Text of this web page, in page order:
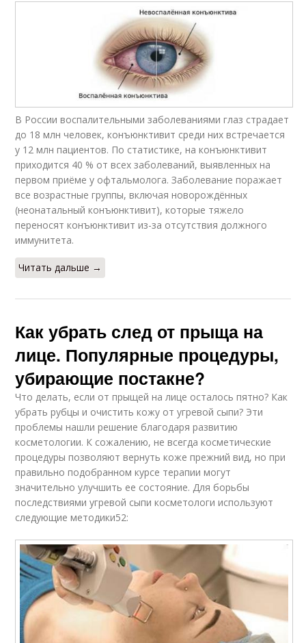
В России воспалительными заболеваниями глаз страдает
до 18 млн человек, конъюнктивит среди них встречается
у 12 млн пациентов. По статистике, на конъюнктивит
приходится 40 % от всех заболеваний, выявленных на
первом приёме у офтальмолога. Заболевание поражает
все возрастные группы, включая новорождённых
(неонатальный конъюнктивит), которые тяжело
переносят конъюнктивит из-за отсутствия должного
иммунитета.
Читать дальше →
Как убрать след от прыща на
лице. Популярные процедуры,
убирающие постакне?
Что делать, если от прыщей на лице осталось пятно? Как
убрать рубцы и очистить кожу от угревой сыпи? Эти
проблемы нашли решение благодаря развитию
косметологии. К сожалению, не всегда косметические
процедуры позволяют вернуть коже прежний вид, но при
правильно подобранном курсе терапии могут
значительно улучшить ее состояние. Для борьбы
последствиями угревой сыпи косметологи используют
следующие методики52: